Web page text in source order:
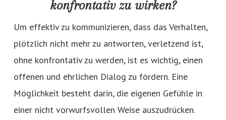
konfrontativ zu wirken?
Um effektiv zu kommunizieren, dass das Verhalten,
plötzlich nicht mehr zu antworten, verletzend ist,
ohne konfrontativ zu werden, ist es wichtig, einen
offenen und ehrlichen Dialog zu fördern. Eine
Möglichkeit besteht darin, die eigenen Gefühle in
einer nicht vorwurfsvollen Weise auszudrücken.